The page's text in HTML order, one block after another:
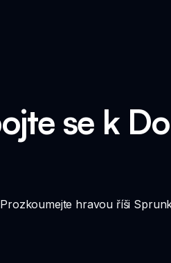
se k
Prozkoumejte hravou říši